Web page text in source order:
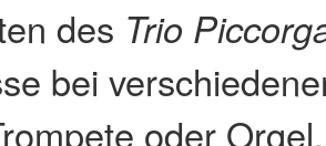
des Trio
bei
oder